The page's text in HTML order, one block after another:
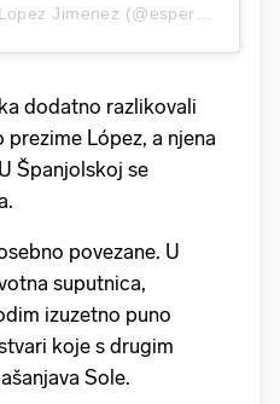
dodatno razlikovali
López, a njena
Španjolskoj se
povezane. U
suputnica,
izuzetno puno
koje s drugim
Sole.